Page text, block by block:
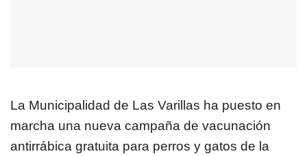
La Municipalidad de Las Varillas ha puesto en
marcha una nueva campaña de vacunación
antirrábica gratuita para perros y gatos de la